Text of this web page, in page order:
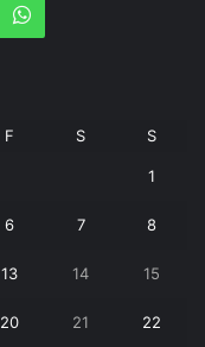
WhatsApp
F S S
1
6 7 8
13 14 15
20 21 22